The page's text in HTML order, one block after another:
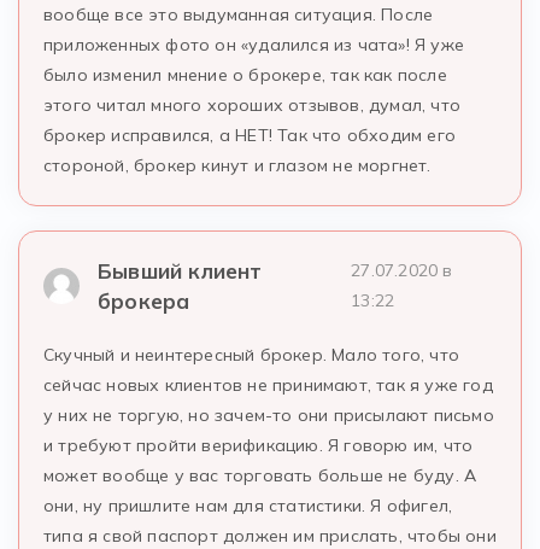
вообще все это выдуманная ситуация. После
приложенных фото он «удалился из чата»! Я уже
было изменил мнение о брокере, так как после
этого читал много хороших отзывов, думал, что
брокер исправился, а НЕТ! Так что обходим его
стороной, брокер кинут и глазом не моргнет.
Бывший клиент
брокера
27.07.2020 в
13:22
Скучный и неинтересный брокер. Мало того, что
сейчас новых клиентов не принимают, так я уже год
у них не торгую, но зачем-то они присылают письмо
и требуют пройти верификацию. Я говорю им, что
может вообще у вас торговать больше не буду. А
они, ну пришлите нам для статистики. Я офигел,
типа я свой паспорт должен им прислать, чтобы они